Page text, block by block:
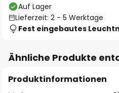
Auf Lager
Lieferzeit: 2 - 5 Werktage
Fest eingebautes
Ähnliche Produkte
Produktinformationen